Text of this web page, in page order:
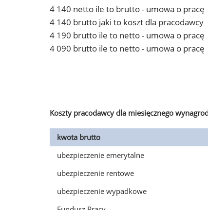
4 140 netto ile to brutto - umowa o pracę
4 140 brutto jaki to koszt dla pracodawcy
4 190 brutto ile to netto - umowa o pracę
4 090 brutto ile to netto - umowa o pracę
Koszty pracodawcy dla miesięcznego
kwota brutto
ubezpieczenie emerytalne
ubezpieczenie rentowe
ubezpieczenie wypadkowe